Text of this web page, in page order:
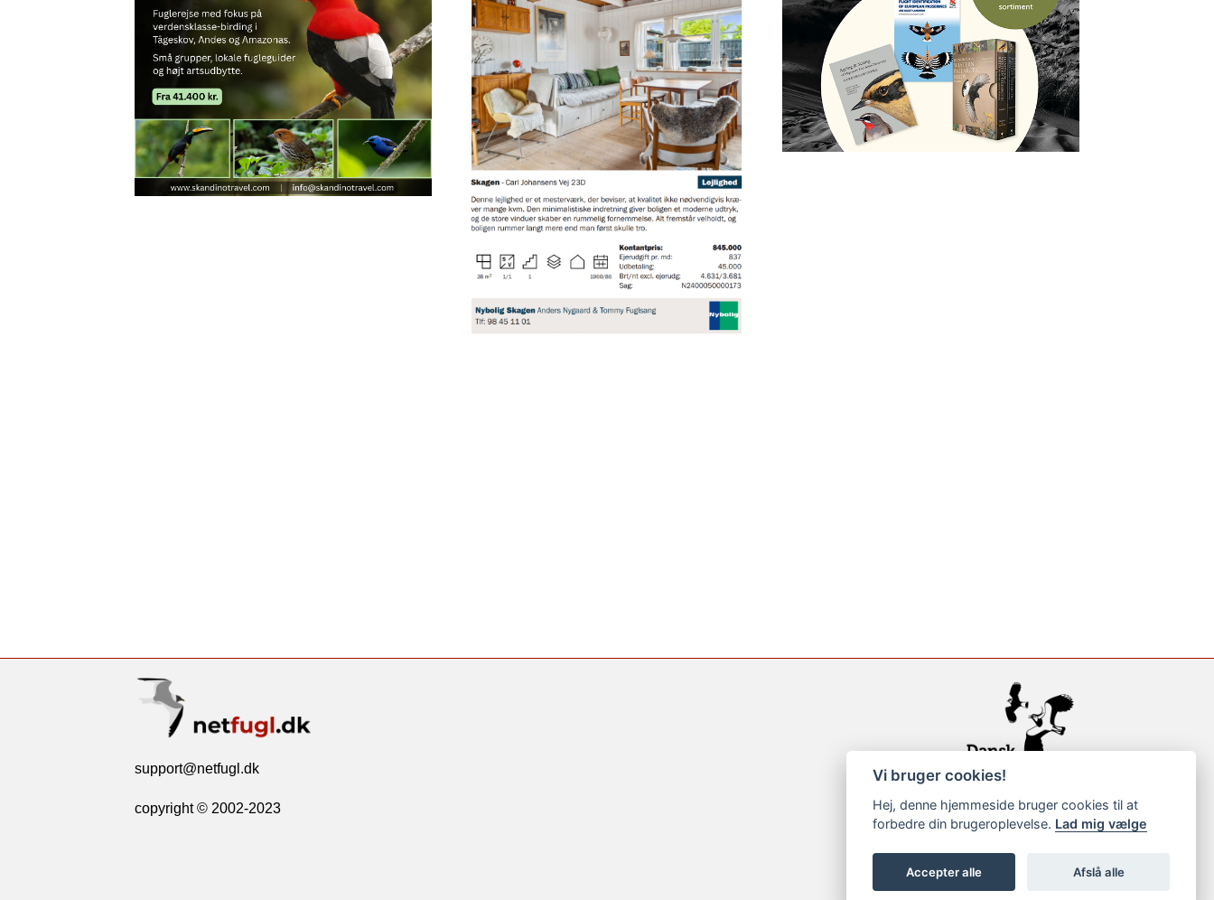
support@netfugl.dk
copyright © 2002-2023
Vi bruger cookies!
Hej, denne hjemmeside bruger cookies til at
forbedre din brugeroplevelse. Lad mig vælge
Accepter alle Afslå alle